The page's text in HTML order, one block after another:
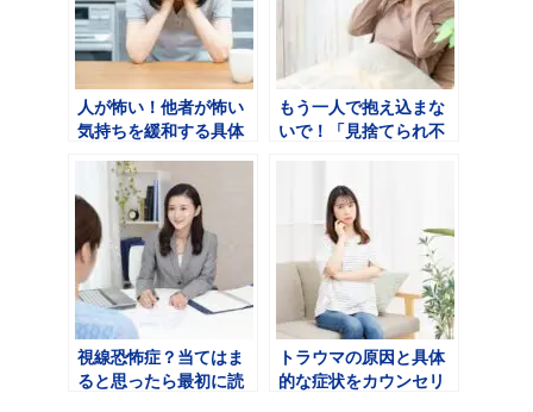
人が怖い！他者が怖い
気持ちを緩和する具体
もう一人で抱え込まな
いで！「見捨てられ不
視線恐怖症？当てはま
ると思ったら最初に読
トラウマの原因と具体
的な症状をカウンセリ